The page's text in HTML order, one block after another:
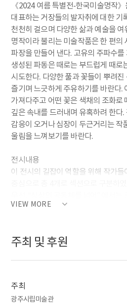
《2024 여름 특별전-한국미술명작
대표하는 거장들의 발자취에 대한 기
천천히 걸으며 다양한 삶과 예술을 여
명작이라 불리는 미술작품은 한 편의
파장을 만들어 낸다. 고유의 주파수를
생성된 파동은 때로는 부드럽게 때로
시도한다. 다양한 풀과 꽃들이 뿌려
즐기며 느긋하게 주유하기를 바란다.
가져다주고 어떤 꽃은 색채의 조화로
깊은 속내를 드러내며 유혹하려 한다
감응이 오거나 심장이 두근거리는 작
울림을 느껴보기를 바란다.
전시내용
이 전시의 길잡이 역할을 위해 작가
한계를 곧바로 넘어 버린 시도를 살핀
퍼포먼스, 미니멀리즘 등이 거의 동시
작가들은 자신의 미감에 따른 자연스
예민한 시대 정신의 소유자들은 혼돈
VIEW MORE
주최 및 후원
주최
광주시립미술관